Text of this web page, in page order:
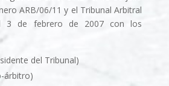
ARB/06/11 y el Tribunal Arbitral
3 de febrero de 2007 con los
del Tribunal)
árbitro)